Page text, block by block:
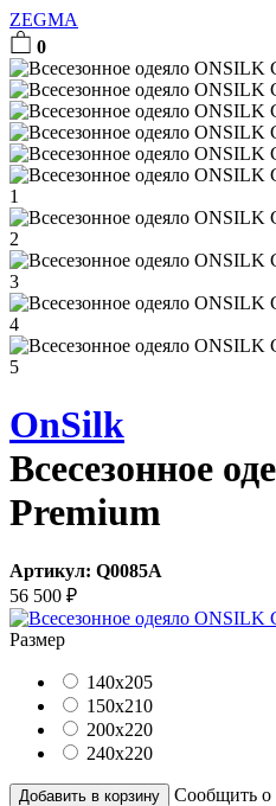
ZEGMA
0
OnSilk
Всесезонное
Premium
Артикул: Q0085A
56 500 ₽
Размер
140x205
150x210
200x220
240x220
Добавить в корзину
Сообщить о